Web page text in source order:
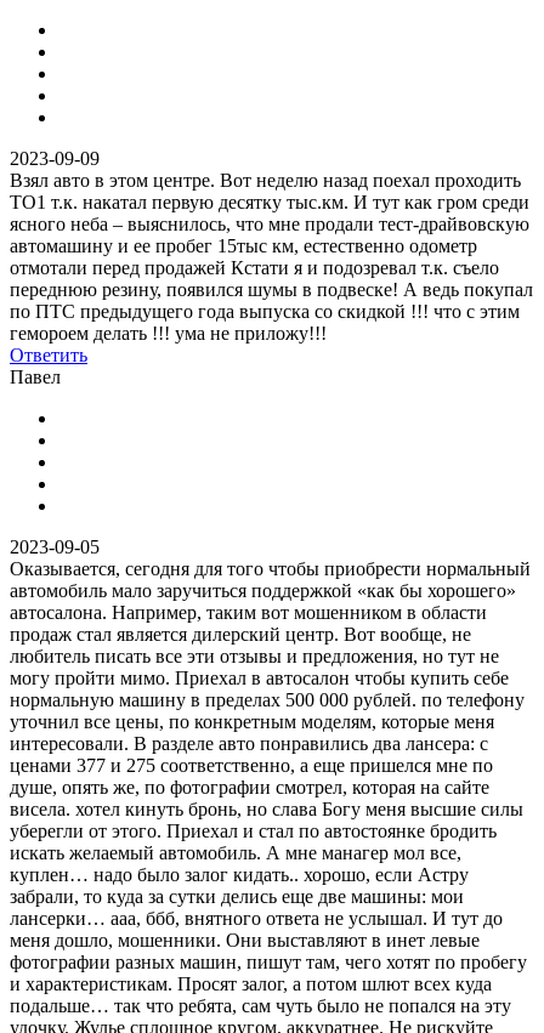
2023-09-09
Взял авто в этом центре. Вот неделю назад поехал проходить
ТО1 т.к. накатал первую десятку тыс.км. И тут как гром среди
ясного неба – выяснилось, что мне продали тест-драйвовскую
автомашину и ее пробег 15тыс км, естественно одометр
отмотали перед продажей Кстати я и подозревал т.к. съело
переднюю резину, появился шумы в подвеске! А ведь покупал
по ПТС предыдущего года выпуска со скидкой !!! что с этим
гемороем делать !!! ума не приложу!!!
Ответить
Павел
2023-09-05
Оказывается, сегодня для того чтобы приобрести нормальный
автомобиль мало заручиться поддержкой «как бы хорошего»
автосалона. Например, таким вот мошенником в области
продаж стал является дилерский центр. Вот вообще, не
любитель писать все эти отзывы и предложения, но тут не
могу пройти мимо. Приехал в автосалон чтобы купить себе
нормальную машину в пределах 500 000 рублей. по телефону
уточнил все цены, по конкретным моделям, которые меня
интересовали. В разделе авто понравились два лансера: с
ценами 377 и 275 соответственно, а еще пришелся мне по
душе, опять же, по фотографии смотрел, которая на сайте
висела. хотел кинуть бронь, но слава Богу меня высшие силы
уберегли от этого. Приехал и стал по автостоянке бродить
искать желаемый автомобиль. А мне манагер мол все,
куплен… надо было залог кидать.. хорошо, если Астру
забрали, то куда за сутки делись еще две машины: мои
лансерки… ааа, ббб, внятного ответа не услышал. И тут до
меня дошло, мошенники. Они выставляют в инет левые
фотографии разных машин, пишут там, чего хотят по пробегу
и характеристикам. Просят залог, а потом шлют всех куда
подальше… так что ребята, сам чуть было не попался на эту
удочку. Жулье сплошное кругом, аккуратнее. Не рискуйте